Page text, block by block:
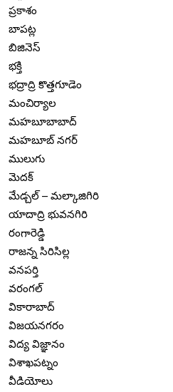
ప్రకాశం
బాపట్ల
బిజినెస్
భక్తి
భద్రాద్రి కొత్తగూడెం
మంచిర్యాల
మహబూబాబాద్
మహబూబ్ నగర్
ములుగు
మెదక్
మేడ్చల్ – మల్కాజిగిరి
యాదాద్రి భువనగిరి
రంగారెడ్డి
రాజన్న సిరిసిల్ల
వనపర్తి
వరంగల్
వికారాబాద్
విజయనగరం
విద్య విజ్ఞానం
విశాఖపట్నం
వీడియోలు